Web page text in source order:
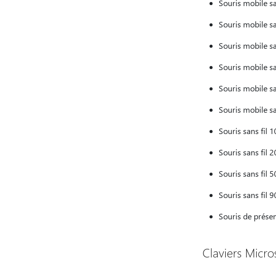
Souris mobile
Souris mobile
Souris mobile
Souris mobile
Souris mobile
Souris mobile
Souris sans fil
Souris sans fil
Souris sans fil
Souris sans fil
Souris de
Claviers